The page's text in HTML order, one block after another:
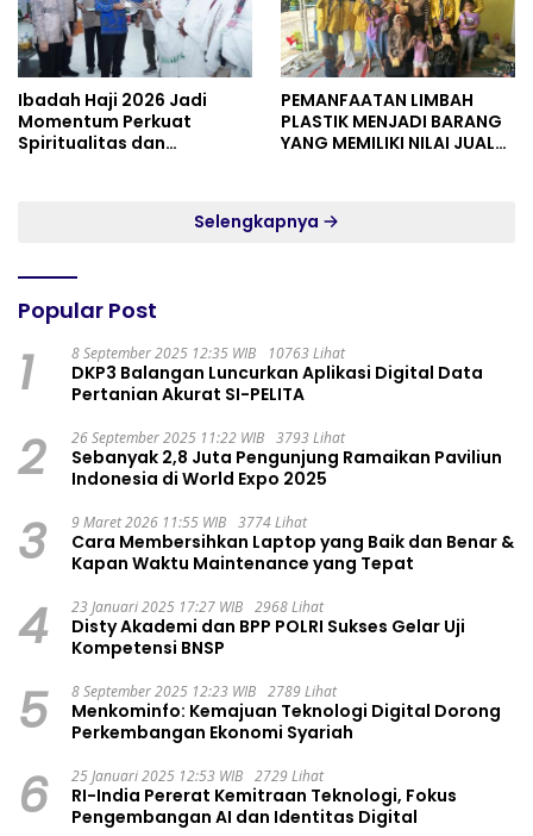
Ibadah Haji 2026 Jadi
Momentum Perkuat
Spiritualitas dan
PEMANFAATAN LIMBAH
PLASTIK MENJADI BARANG
YANG MEMILIKI NILAI JUAL
Selengkapnya
Popular Post
1 8 September 2025 12:35 WIB 10763 Lihat
DKP3 Balangan Luncurkan Aplikasi Digital Data
Pertanian Akurat SI-PELITA
2 26 September 2025 11:22 WIB 3793 Lihat
Sebanyak 2,8 Juta Pengunjung Ramaikan Paviliun
Indonesia di World Expo 2025
3 9 Maret 2026 11:55 WIB 3774 Lihat
Cara Membersihkan Laptop yang Baik dan Benar &
Kapan Waktu Maintenance yang Tepat
4 23 Januari 2025 17:27 WIB 2968 Lihat
Disty Akademi dan BPP POLRI Sukses Gelar Uji
Kompetensi BNSP
5 8 September 2025 12:23 WIB 2789 Lihat
Menkominfo: Kemajuan Teknologi Digital Dorong
Perkembangan Ekonomi Syariah
6 25 Januari 2025 12:53 WIB 2729 Lihat
RI-India Pererat Kemitraan Teknologi, Fokus
Pengembangan AI dan Identitas Digital